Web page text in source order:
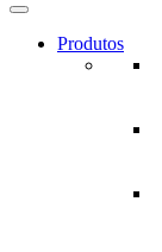
Produtos